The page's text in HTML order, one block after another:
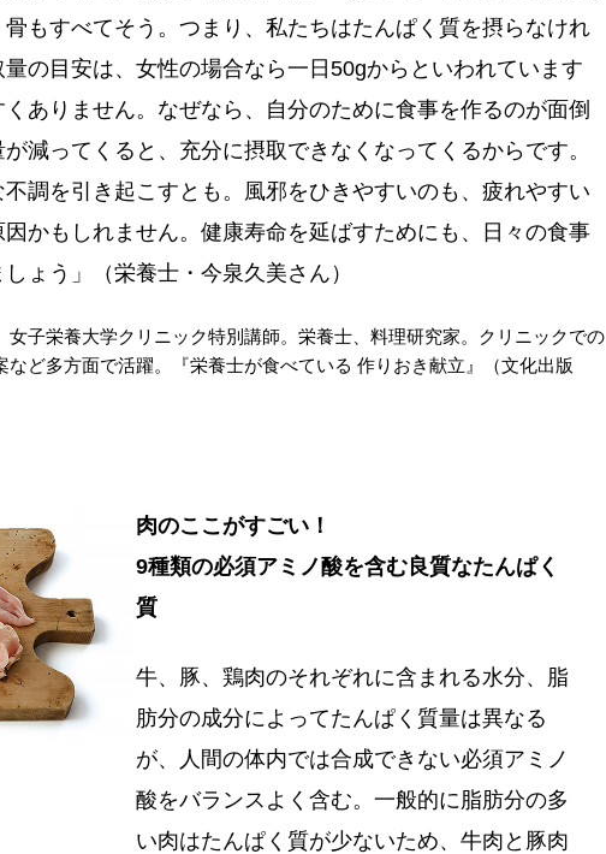
もすべてそう。つまり、私たちはたんぱく質を摂らなけれ
の目安は、女性の場合なら一日50gからといわれています
ありません。なぜなら、自分のために食事を作るのが面倒
減ってくると、充分に摂取できなくなってくるからです。
調を引き起こすとも。風邪をひきやすいのも、疲れやすい
かもしれません。健康寿命を延ばすためにも、日々の食事
ょう」（栄養士・今泉久美さん）
女子栄養大学クリニック特別講師。栄養士、料理研究家。クリニックでの
ど多方面で活躍。『栄養士が食べている 作りおき献立』（文化出版
肉のここがすごい！
9種類の必須アミノ酸を含む良質なたんぱく
質
牛、豚、鶏肉のそれぞれに含まれる水分、脂
肪分の成分によってたんぱく質量は異なる
が、人間の体内では合成できない必須アミノ
酸をバランスよく含む。一般的に脂肪分の多
い肉はたんぱく質が少ないため、牛肉と豚肉